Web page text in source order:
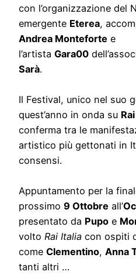
con l’organizzazione del
emergente Eterea,
Andrea Monteforte e
l’artista Gara00
Sarà.
Il Festival, unico nel suo
quest’anno in onda su
conferma tra le
artistico più gettonati in
consensi.
Appuntamento per la
prossimo 9 Ottobre all’
presentato da Pupo e
volto Rai Italia con ospiti
come Clementino, Anna
tanti altri …